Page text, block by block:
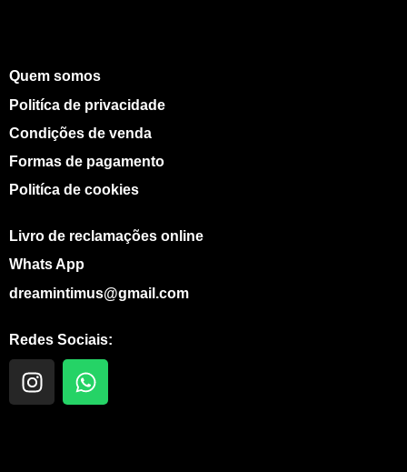
Quem somos
Politíca de privacidade
Condições de venda
Formas de pagamento
Politíca de cookies
Livro de reclamações online
Whats App
dreamintimus@gmail.com
Redes Sociais:
I
n
W
h